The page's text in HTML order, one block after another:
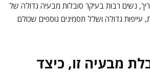
נשים רבות בעיקר סובלות מבעיה גדולה של
גדולה ושלל תסמינים נוספים שכולם
מבעיה זו, כיצד